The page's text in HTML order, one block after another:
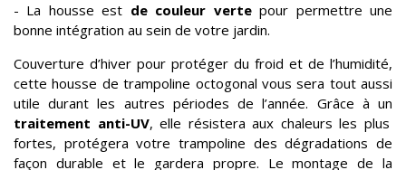
- La housse est de couleur vertepour permettre une
bonne intégration au sein de votre jardin.
Couverture d’hiver pour protéger du froid et de l’humidité,
cette housse de trampoline octogonal vous sera tout aussi
utile durant les autres périodes de l’année. Grâce à un
traitement anti-UV, elle résistera aux chaleurs les plus
fortes, protégera votre trampoline des dégradations de
façon durable et le gardera propre. Le montage de la